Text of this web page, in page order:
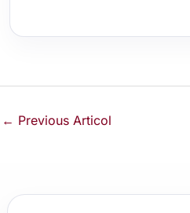
← Previous Articol